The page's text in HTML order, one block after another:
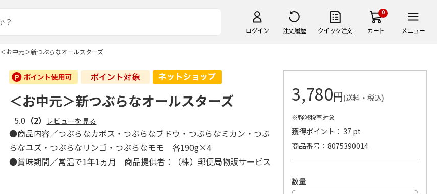
ログイン 注文履歴 クイック注文
0
カート メニュー
＜お中元＞新つぶらなオールスターズ
＜お中元＞新つぶらなオールスターズ
5.0 （2） レビューを見る
●商品内容／つぶらなカボス・つぶらなブドウ・つぶらなミカン・つぶ
らなユズ・つぶらなリンゴ・つぶらなモモ 各190g×4
●賞味期間／常温で1年1ヵ月 商品提供者：（株）郵便局物販サービス
3,780円(送料・税込)
※軽減税率対象
獲得ポイント： 37 pt
商品番号
8075390014
数量